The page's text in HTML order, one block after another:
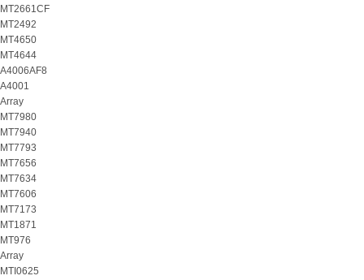
MT2661CF
MT2492
MT4650
MT4644
A4006AF8
A4001
Array
MT7980
MT7940
MT7793
MT7656
MT7634
MT7606
MT7173
MT1871
MT976
Array
MTI0625